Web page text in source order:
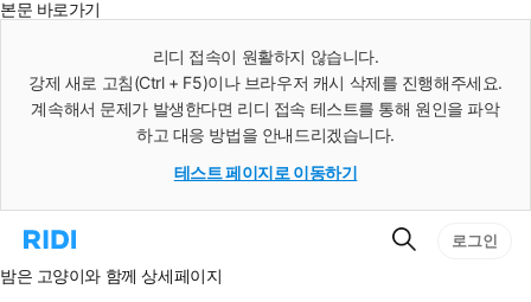
본문 바로가기
리디 접속이 원활하지 않습니다.
강제 새로 고침(Ctrl + F5)이나 브라우저 캐시 삭제를 진행해주세요.
계속해서 문제가 발생한다면 리디 접속 테스트를 통해 원인을 파악
하고 대응 방법을 안내드리겠습니다.
테스트 페이지로 이동하기
리
홈
검
로그인
밤은 고양이와 함께 상세페이지